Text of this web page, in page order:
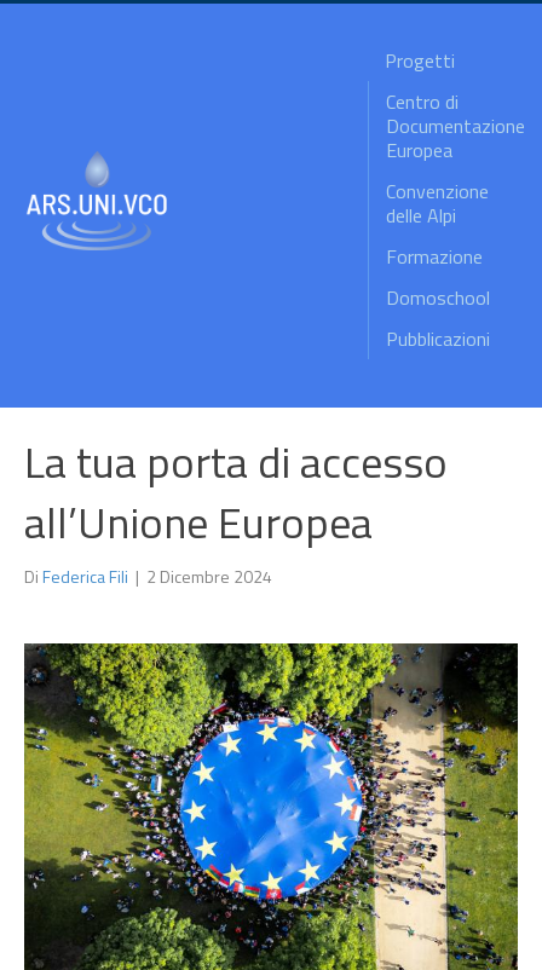
Progetti
Centro di
Documentazione
Europea
Convenzione
delle Alpi
Formazione
Domoschool
Pubblicazioni
La tua porta di accesso
all’Unione Europea
DiFederica Fili | 2 Dicembre 2024